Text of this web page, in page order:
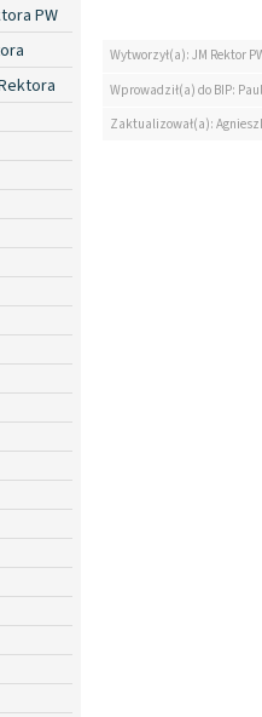
PW
Wytworzył(a): JM Rektor
Wprowadził(a) do BIP:
Zaktualizował(a):